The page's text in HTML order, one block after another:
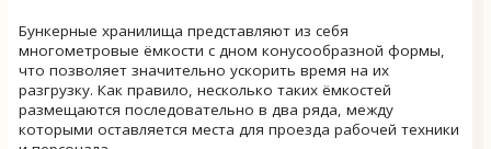
Бункерные хранилища представляют из себя
многометровые ёмкости с дном конусообразной формы,
что позволяет значительно ускорить время на их
разгрузку. Как правило, несколько таких ёмкостей
размещаются последовательно в два ряда, между
которыми оставляется места для проезда рабочей техники